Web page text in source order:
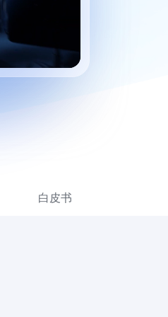
白皮书